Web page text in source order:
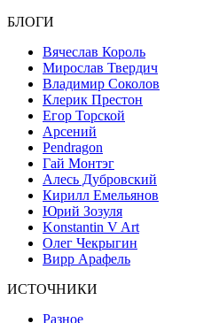
БЛОГИ
Вячеслав Король
Мирослав Твердич
Владимир Соколов
Клерик Престон
Егор Topской
Арсений
Pendragon
Гай Монтэг
Алесь Дубровский
Кирилл Емельянов
Юрий Зозуля
Konstantin V Art
Олег Чекрыгин
Вирр Арафель
ИСТОЧНИКИ
Разное